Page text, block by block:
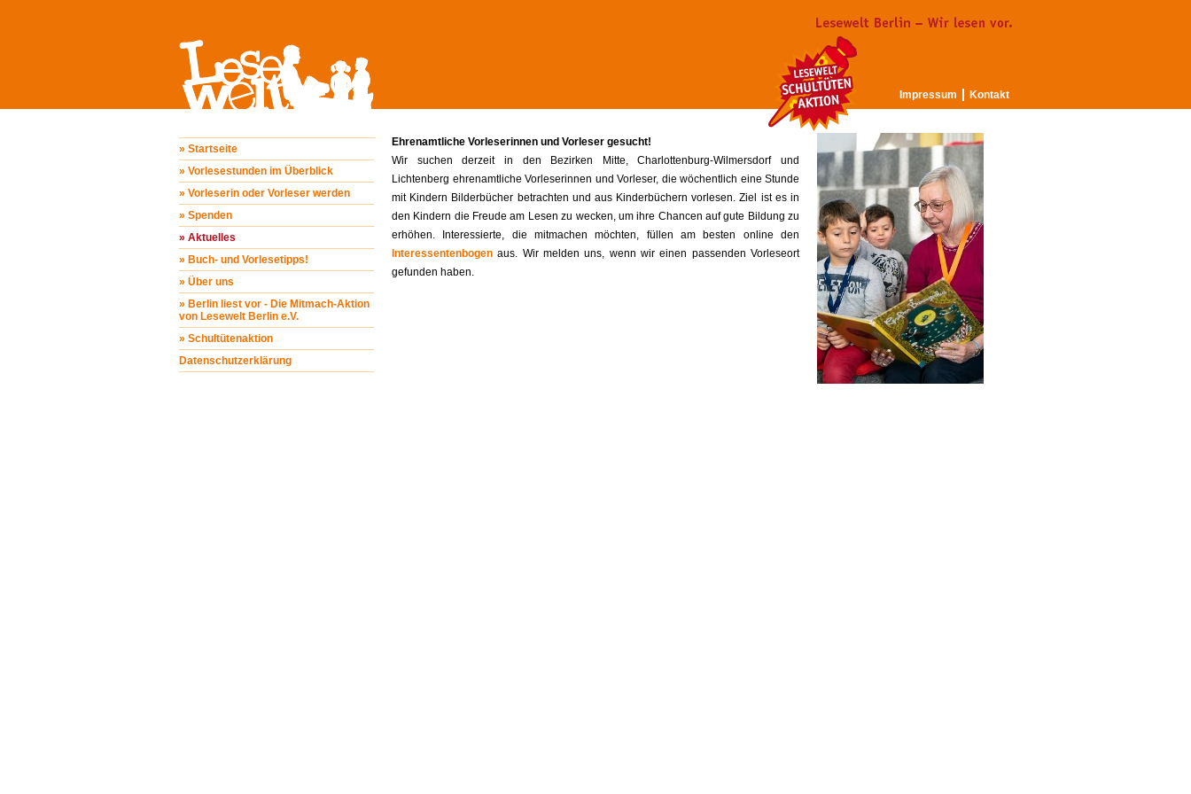
Impressum Kontakt
» Startseite
» Vorlesestunden im Überblick
» Vorleserin oder Vorleser werden
» Spenden
» Aktuelles
» Buch- und Vorlesetipps!
» Über uns
» Berlin liest vor - Die Mitmach-Aktion
von Lesewelt Berlin e.V.
» Schultütenaktion
Datenschutzerklärung
Ehrenamtliche Vorleserinnen und Vorleser gesucht!
Wir suchen derzeit in den Bezirken Mitte, Charlottenburg-Wilmersdorf und
Lichtenberg ehrenamtliche Vorleserinnen und Vorleser, die wöchentlich eine Stunde
mit Kindern Bilderbücher betrachten und aus Kinderbüchern vorlesen. Ziel ist es in
den Kindern die Freude am Lesen zu wecken, um ihre Chancen auf gute Bildung zu
erhöhen. Interessierte, die mitmachen möchten, füllen am besten online den
Interessentenbogen aus. Wir melden uns, wenn wir einen passenden Vorleseort
gefunden haben.